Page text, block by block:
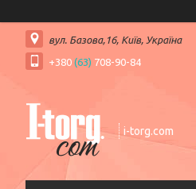
вул. Базова,16, Київ, Україна
+380 (63) 708-90-84
i-torg.com